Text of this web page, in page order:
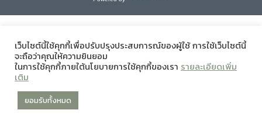
เว็บไซต์นี้ใช้คุกกี้เพื่อปรับปรุงประสบการณ์ของผู้ใช้ การใช้เว็บไซต์นี้
จะถือว่าคุณให้ความยินยอม
ในการใช้คุกกี้ภายใต้นโยบายการใช้คุกกี้ของเรา รายละเอียดเพิ่ม
เติม
ยอมรับทั้งหมด